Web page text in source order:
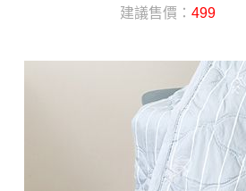
建議售價： 499